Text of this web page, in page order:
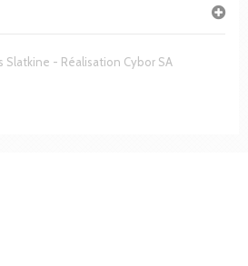
Slatkine - Réalisation Cybor SA